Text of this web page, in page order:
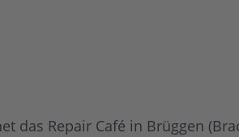
das Repair Café in Brüggen